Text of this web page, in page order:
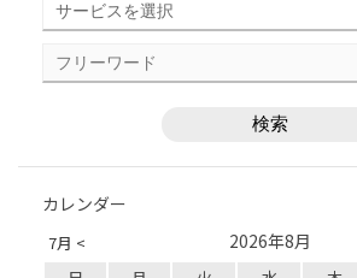
カレンダー
7月 < 2026年8月